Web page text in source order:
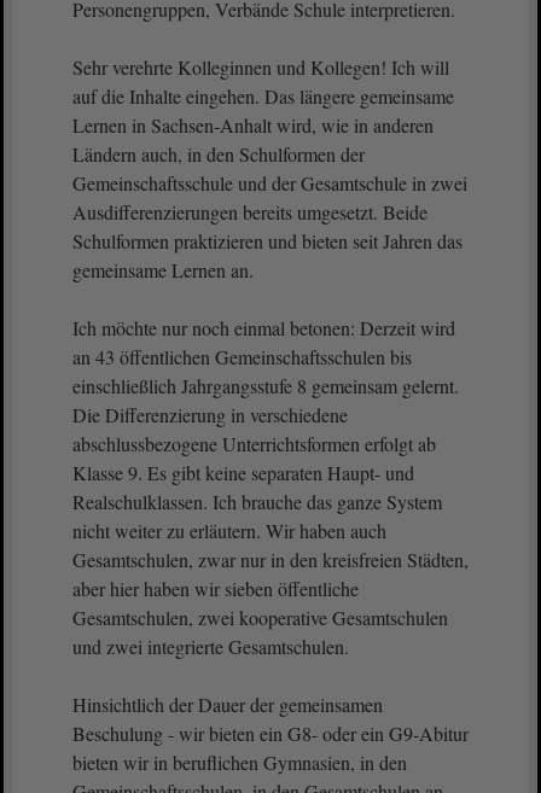
Personengruppen, Verbände Schule interpretieren.
Sehr verehrte Kolleginnen und Kollegen! Ich will
auf die Inhalte eingehen. Das längere gemeinsame
Lernen in Sachsen-Anhalt wird, wie in anderen
Ländern auch, in den Schulformen der
Gemeinschaftsschule und der Gesamtschule in zwei
Ausdifferenzierungen bereits umgesetzt. Beide
Schulformen praktizieren und bieten seit Jahren das
gemeinsame Lernen an.
Ich möchte nur noch einmal betonen: Derzeit wird
an 43 öffentlichen Gemeinschaftsschulen bis
einschließlich Jahrgangsstufe 8 gemeinsam gelernt.
Die Differenzierung in verschiedene
abschlussbezogene Unterrichtsformen erfolgt ab
Klasse 9. Es gibt keine separaten Haupt- und
Realschulklassen. Ich brauche das ganze System
nicht weiter zu erläutern. Wir haben auch
Gesamtschulen, zwar nur in den kreisfreien Städten,
aber hier haben wir sieben öffentliche
Gesamtschulen, zwei kooperative Gesamtschulen
und zwei integrierte Gesamtschulen.
Hinsichtlich der Dauer der gemeinsamen
Beschulung - wir bieten ein G8- oder ein G9-Abitur
bieten wir in beruflichen Gymnasien, in den